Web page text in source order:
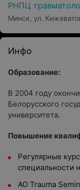
РНПЦ
Минск, ул.
Инфо
Образование:
В 2004 году
Белорусского
университета.
Повышение
Регулярные
специальности
AO Trauma